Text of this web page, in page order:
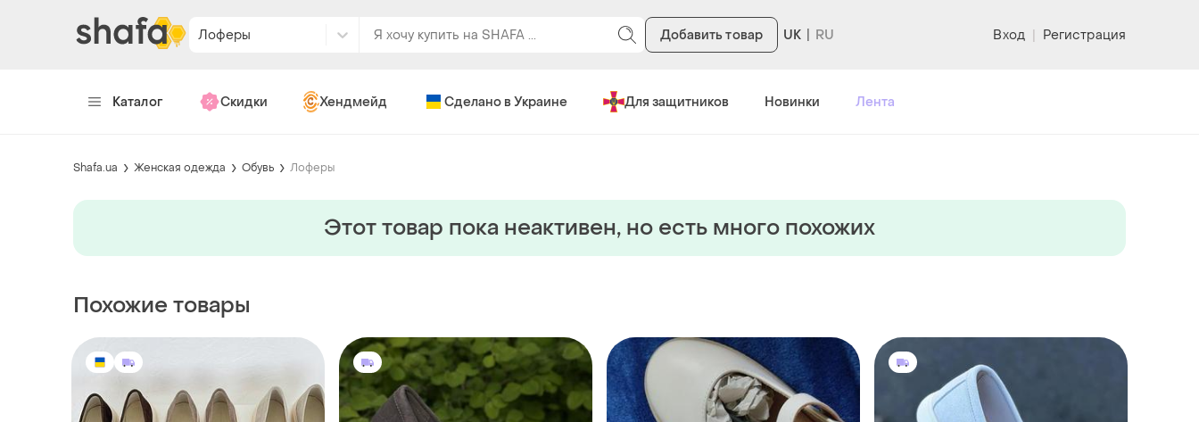
Лоферы Добавить товар UK Вход | Регистрация
Каталог Скидки Хендмейд Сделано в Украине Для защитников Новинки Лента
Shafa.ua Женская одежда Обувь Лоферы
Этот товар пока неактивен, но есть много похожих
Похожие товары